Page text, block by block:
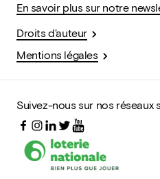
En savoir plus sur notre
Droits d'auteur
Mentions légales
Suivez-nous sur nos réseaux